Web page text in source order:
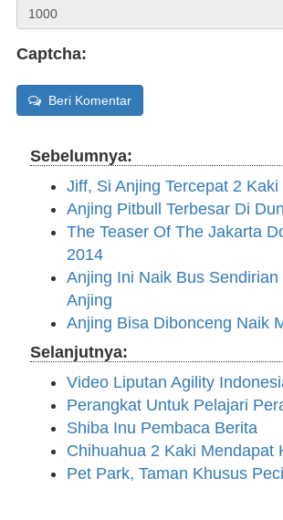
Captcha:
Beri Komentar
Sebelumnya:
Jiff, Si Anjing Tercepat 2 Kaki
Anjing Pitbull Terbesar Di
The Teaser Of The Jakarta
2014
Anjing Ini Naik Bus Sendirian
Anjing
Anjing Bisa Dibonceng Naik
Selanjutnya:
Video Liputan Agility
Perangkat Untuk Pelajari
Shiba Inu Pembaca Berita
Chihuahua 2 Kaki Mendapat
Pet Park, Taman Khusus